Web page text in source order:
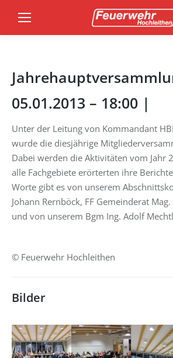
05.01.2013 – 18:00 |
Unter der Leitung von Kommandant
wurde die diesjährige
Dabei werden die Aktivitäten vom Jahr
alle Fachgebiete erörterten ihre
Worte gibt es von unserem
Johann Rernböck, FF Gemeinderat
und von unserem Bgm Ing. Adolf
© Feuerwehr Hochleithen
Bilder